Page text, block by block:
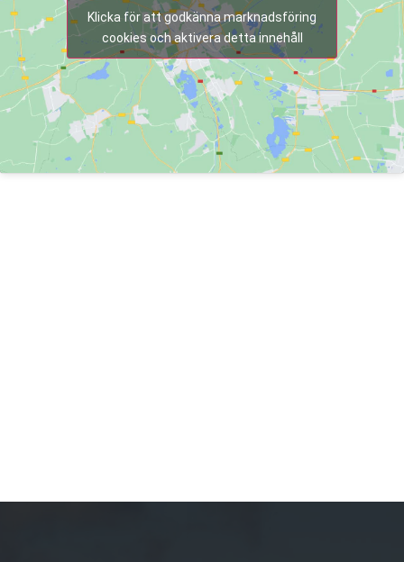
Klicka för att godkänna marknadsföring
cookies och aktivera detta innehåll